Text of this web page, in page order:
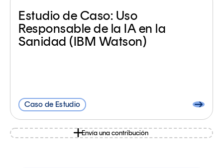
Estudio de Caso: Uso
Responsable de la IA en la
Sanidad (IBM Watson)
Caso de Estudio
Envía una contribución